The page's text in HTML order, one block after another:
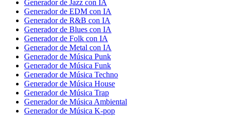
Generador de Jazz con IA
Generador de EDM con IA
Generador de R&B con IA
Generador de Blues con IA
Generador de Folk con IA
Generador de Metal con IA
Generador de Música Punk
Generador de Música Funk
Generador de Música Techno
Generador de Música House
Generador de Música Trap
Generador de Música Ambiental
Generador de Música K-pop